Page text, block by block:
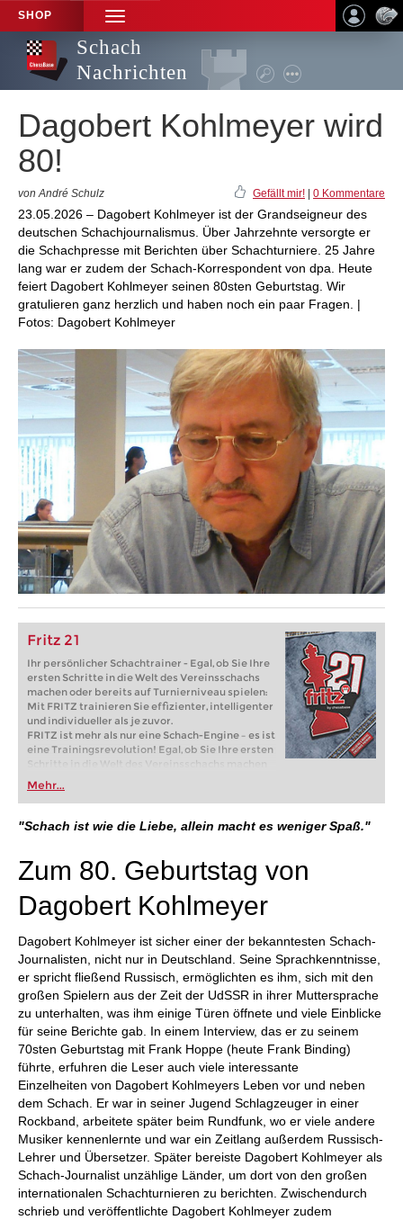
SHOP
TOGGLE
NAVIGATION
Schach
Nachrichten
Dagobert Kohlmeyer wird
80!
von André Schulz Gefällt mir! 0 Kommentare
23.05.2026 – Dagobert Kohlmeyer ist der Grandseigneur des
deutschen Schachjournalismus. Über Jahrzehnte versorgte er
die Schachpresse mit Berichten über Schachturniere. 25 Jahre
lang war er zudem der Schach-Korrespondent von dpa. Heute
feiert Dagobert Kohlmeyer seinen 80sten Geburtstag. Wir
gratulieren ganz herzlich und haben noch ein paar Fragen. |
Fotos: Dagobert Kohlmeyer
Fritz 21
Ihr persönlicher Schachtrainer - Egal, ob Sie Ihre
ersten Schritte in die Welt des Vereinsschachs
machen oder bereits auf Turnierniveau spielen:
Mit FRITZ trainieren Sie effizienter, intelligenter
und individueller als je zuvor.
FRITZ ist mehr als nur eine Schach-Engine – es ist
eine Trainingsrevolution! Egal, ob Sie Ihre ersten
Schritte in die Welt des Vereinsschachs machen
oder bereits auf Turnierniveau spielen: Mit
FRITZ trainieren Sie effizienter, intelligenter und
individueller als je zuvor.
Mehr...
"Schach ist wie die Liebe, allein macht es weniger Spaß."
Zum 80. Geburtstag von
Dagobert Kohlmeyer
Dagobert Kohlmeyer ist sicher einer der bekanntesten Schach-
Journalisten, nicht nur in Deutschland. Seine Sprachkenntnisse,
er spricht fließend Russisch, ermöglichten es ihm, sich mit den
großen Spielern aus der Zeit der UdSSR in ihrer Muttersprache
zu unterhalten, was ihm einige Türen öffnete und viele Einblicke
für seine Berichte gab. In einem Interview, das er zu seinem
70sten Geburtstag mit Frank Hoppe (heute Frank Binding)
führte, erfuhren die Leser auch viele interessante
Einzelheiten von Dagobert Kohlmeyers Leben vor und neben
dem Schach. Er war in seiner Jugend Schlagzeuger in einer
Rockband, arbeitete später beim Rundfunk, wo er viele andere
Musiker kennenlernte und war ein Zeitlang außerdem Russisch-
Lehrer und Übersetzer. Später bereiste Dagobert Kohlmeyer als
Schach-Journalist unzählige Länder, um dort von den großen
internationalen Schachturnieren zu berichten. Zwischendurch
schrieb und veröffentlichte Dagobert Kohlmeyer zudem